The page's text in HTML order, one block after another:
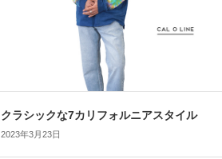
クラシックな7カリフォルニアスタイル
2023年3月23日